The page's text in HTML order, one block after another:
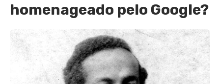
homenageado pelo Google?